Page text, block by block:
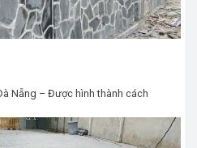
Nẵng – Được hình thành cách